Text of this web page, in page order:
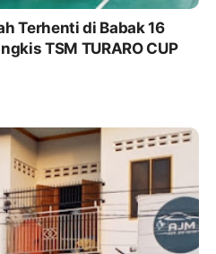
Terhenti di Babak 16
TSM TURARO CUP